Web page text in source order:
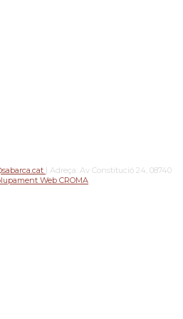
| Adreça: Av Constitució 24, 08740
Web CROMA